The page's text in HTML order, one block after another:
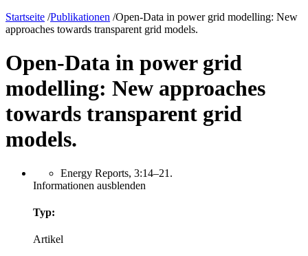
Startseite /Publikationen /Open-Data in power grid modelling: New
approaches towards transparent grid models.
Open-Data in power grid
modelling: New approaches
towards transparent grid
models.
Energy Reports, 3:14–21.
Informationen ausblenden
Typ:
Artikel